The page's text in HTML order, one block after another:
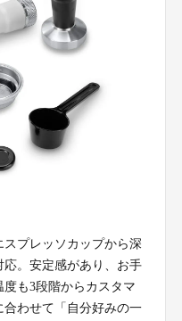
プレッソカップから深
。安定感があり、お手
も3段階からカスタマ
わせて「自分好みの一